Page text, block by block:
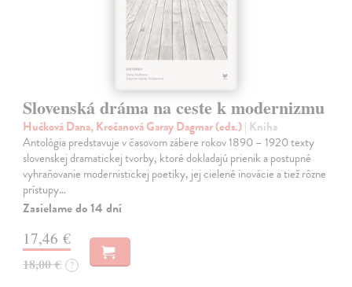
Slovenská dráma na ceste k modernizmu
Hučková Dana, Kročanová Garay Dagmar (eds.)| Kniha
Antológia predstavuje v časovom zábere rokov 1890 – 1920 texty
slovenskej dramatickej tvorby, ktoré dokladajú prienik a postupné
vyhraňovanie modernistickej poetiky, jej cielené inovácie a tiež rôzne
prístupy…
Zasielame do 14 dní
17,46 €
18,00 € ?